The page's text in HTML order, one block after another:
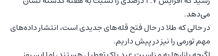
می‌دهد.
در حالی که طلا در حال فتح قله‌های جدیدی است، انتشار داده‌های
مهم تورمی را نیز در پیش داریم.